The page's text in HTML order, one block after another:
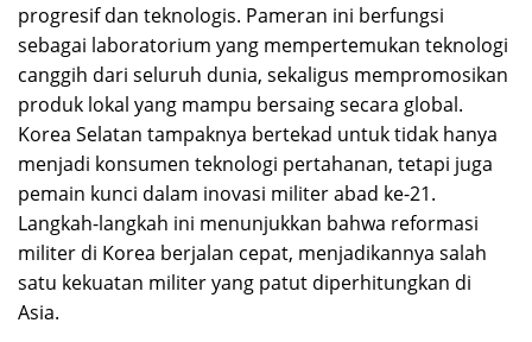
progresif dan teknologis. Pameran ini berfungsi
sebagai laboratorium yang mempertemukan teknologi
canggih dari seluruh dunia, sekaligus mempromosikan
produk lokal yang mampu bersaing secara global.
Korea Selatan tampaknya bertekad untuk tidak hanya
menjadi konsumen teknologi pertahanan, tetapi juga
pemain kunci dalam inovasi militer abad ke-21.
Langkah-langkah ini menunjukkan bahwa reformasi
militer di Korea berjalan cepat, menjadikannya salah
satu kekuatan militer yang patut diperhitungkan di
Asia.